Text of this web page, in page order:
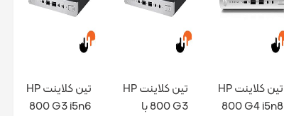
تین کلاینت HP
800 G4 i5n8
تین کلاینت HP
800 G3 با
تین کلاینت HP
800 G3 i5n6